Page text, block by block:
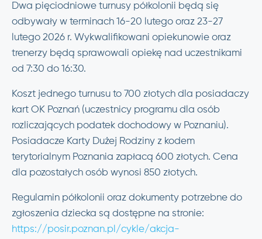
Dwa pięciodniowe turnusy półkolonii będą się
odbywały w terminach 16-20 lutego oraz 23-27
lutego 2026 r. Wykwalifikowani opiekunowie oraz
trenerzy będą sprawowali opiekę nad uczestnikami
od 7:30 do 16:30.
Koszt jednego turnusu to 700 złotych dla posiadaczy
kart OK Poznań (uczestnicy programu dla osób
rozliczających podatek dochodowy w Poznaniu).
Posiadacze Karty Dużej Rodziny z kodem
terytorialnym Poznania zapłacą 600 złotych. Cena
dla pozostałych osób wynosi 850 złotych.
Regulamin półkolonii oraz dokumenty potrzebne do
zgłoszenia dziecka są dostępne na stronie:
https://posir.poznan.pl/cykle/akcja-